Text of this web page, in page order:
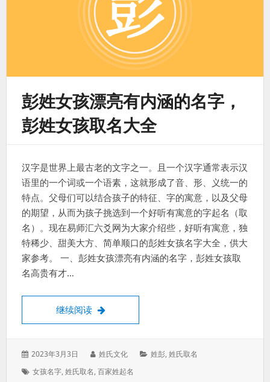
彭姓女孩漂亮有内涵的名字，
彭姓女孩取名大全
汉字是世界上最古老的文字之一。且一个汉字通常表示汉
语里的一个词或一个语素，这就形成了音、形、义统一的
特点。父母们可以结合孩子的特征、字的寓意，以及父母
的期望，从而为孩子挑选到一个好听有寓意的字起名（取
名）。现在易师汇六爻网为大家介绍些，好听有寓意，独
特稀少、甜美大方、简单顺口的彭姓女孩名字大全，供大
家参考。 一、彭姓女孩漂亮有内涵的名字，彭姓女孩取
名高贵有才…
继续阅读 彭姓女孩漂亮有内涵的名字，彭姓女孩取名
发
于：
2023年3月3日
作
姓氏文化
分
姓彭,姓氏取名
标
女孩名字,姓氏取名,百家姓起名